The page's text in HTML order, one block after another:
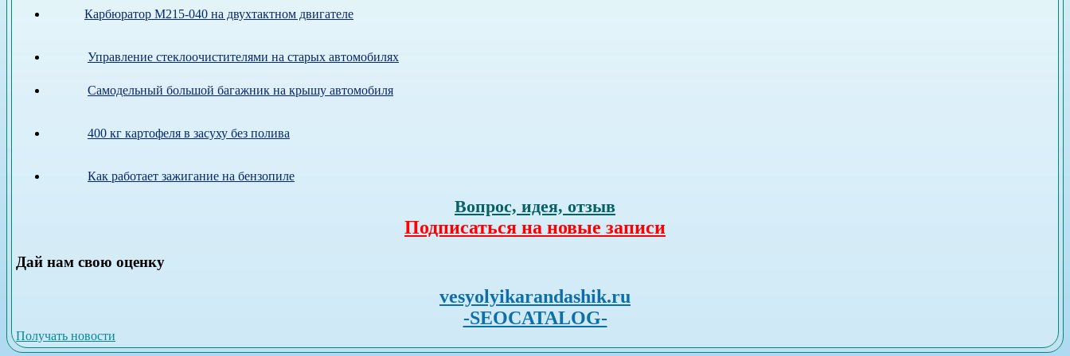
Карбюратор М215-040 на двухтактном двигателе
Управление стеклоочистителями на старых автомобилях
Самодельный большой багажник на крышу автомобиля
400 кг картофеля в засуху без полива
Как работает зажигание на бензопиле
Вопрос, идея, отзыв
Подписаться на новые записи
Дай нам свою оценку
vesyolyikarandashik.ru
-SEOCATALOG-
Получать новости